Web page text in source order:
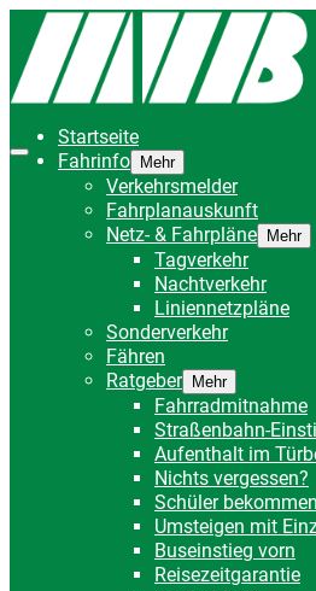
Startseite
Fahrinfo
Mehr
Verkehrsmelder
Fahrplanauskunft
Netz- & Fahrpläne
Mehr
Tagverkehr
Nachtverkehr
Liniennetzpläne
Sonderverkehr
Fähren
Ratgeber
Mehr
Fahrradmitnahme
Straßenbahn-
Aufenthalt im
Nichts vergessen?
Schüler
Umsteigen mit
Buseinstieg vorn
Reisezeitgarantie